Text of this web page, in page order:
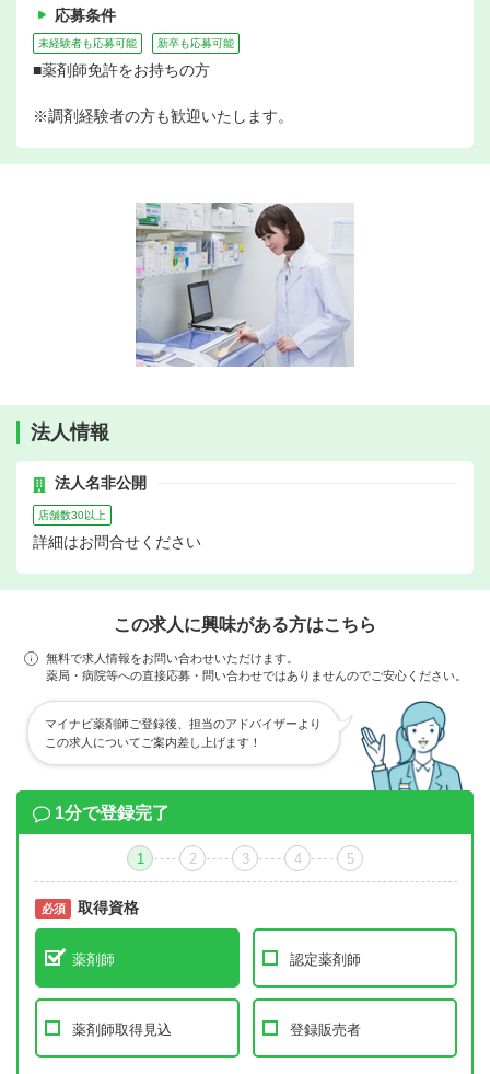
応募条件
未経験者も応募可能 新卒も応募可能
■薬剤師免許をお持ちの方
※調剤経験者の方も歓迎いたします。
法人情報
法人名非公開
店舗数30以上
詳細はお問合せください
この求人に興味がある方はこちら
無料で求人情報をお問い合わせいただけます。
薬局・病院等への直接応募・問い合わせではありませんのでご安心ください。
マイナビ薬剤師ご登録後、担当のアドバイザーより
この求人についてご案内差し上げます！
1分で登録完了
1 2 3 4 5
必須 取得資格
薬剤師 認定薬剤師
薬剤師取得見込 登録販売者